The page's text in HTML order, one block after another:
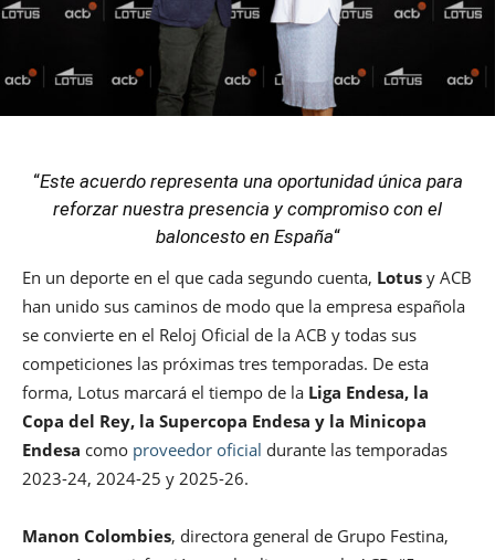
“Este acuerdo representa una oportunidad única para
reforzar nuestra presencia y compromiso con el
baloncesto en España“
En un deporte en el que cada segundo cuenta, Lotus y ACB
han unido sus caminos de modo que la empresa española
se convierte en el Reloj Oficial de la ACB y todas sus
competiciones las próximas tres temporadas. De esta
forma, Lotus marcará el tiempo de la Liga Endesa, la
Copa del Rey, la Supercopa Endesa y la Minicopa
Endesa como proveedor oficial durante las temporadas
2023-24, 2024-25 y 2025-26.
Manon Colombies, directora general de Grupo Festina,